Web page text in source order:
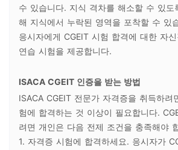
수 있습니다. 지식 격차를 해소할 수 있도
해 지식에서 누락된 영역을 포착할 수 있
응시자에게 CGEIT 시험 합격에 대한 자
연습 시험을 제공합니다.
ISACA CGEIT 인증을 받는 방법
ISACA CGEIT 전문가 자격증을 취득하려
험에 합격하는 것 이상이 필요합니다.
려면 개인은 다음 전제 조건을 충족해야
1. 자격증 시험에 합격하세요. 응시자가